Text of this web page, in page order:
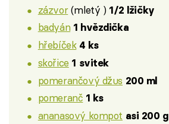
zázvor(mletý ) 1/2 lžičky
badyán 1 hvězdička
hřebíček 4 ks
skořice 1 svitek
pomerančový džus 200 ml
pomeranč 1 ks
ananasový kompot asi 200 g